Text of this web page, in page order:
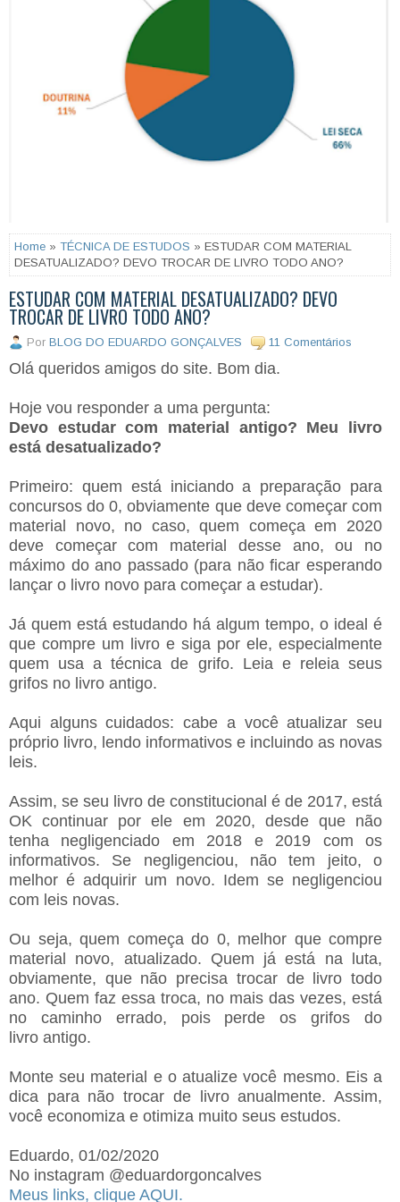
Home » TÉCNICA DE ESTUDOS » ESTUDAR COM MATERIAL
DESATUALIZADO? DEVO TROCAR DE LIVRO TODO ANO?
ESTUDAR COM MATERIAL DESATUALIZADO? DEVO
TROCAR DE LIVRO TODO ANO?
Por BLOG DO EDUARDO GONÇALVES 11 Comentários
Olá queridos amigos do site. Bom dia.
Hoje vou responder a uma pergunta:
Devo estudar com material antigo? Meu livro
está desatualizado?
Primeiro: quem está iniciando a preparação para
concursos do 0, obviamente que deve começar com
material novo, no caso, quem começa em 2020
deve começar com material desse ano, ou no
máximo do ano passado (para não ficar esperando
lançar o livro novo para começar a estudar).
Já quem está estudando há algum tempo, o ideal é
que compre um livro e siga por ele, especialmente
quem usa a técnica de grifo. Leia e releia seus
grifos no livro antigo.
Aqui alguns cuidados: cabe a você atualizar seu
próprio livro, lendo informativos e incluindo as novas
leis.
Assim, se seu livro de constitucional é de 2017, está
OK continuar por ele em 2020, desde que não
tenha negligenciado em 2018 e 2019 com os
informativos. Se negligenciou, não tem jeito, o
melhor é adquirir um novo. Idem se negligenciou
com leis novas.
Ou seja, quem começa do 0, melhor que compre
material novo, atualizado. Quem já está na luta,
obviamente, que não precisa trocar de livro todo
ano. Quem faz essa troca, no mais das vezes, está
no caminho errado, pois perde os grifos do
livro antigo.
Monte seu material e o atualize você mesmo. Eis a
dica para não trocar de livro anualmente. Assim,
você economiza e otimiza muito seus estudos.
Eduardo, 01/02/2020
No instagram @eduardorgoncalves
Meus links, clique AQUI.